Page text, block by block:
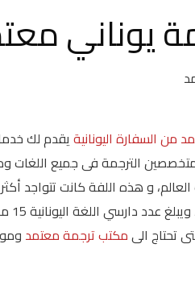
يوناني
السفارة اليونانية يقدم لك
الترجمة فى جميع اللغات
تحتاج الىمكتب ترجمة معتمد